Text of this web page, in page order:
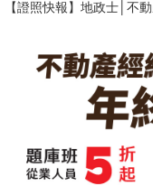
【證照快報】地政士│不